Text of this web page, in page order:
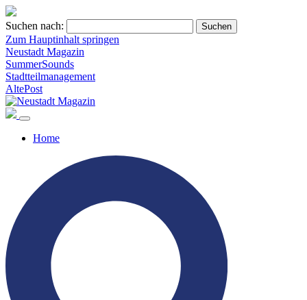
Suchen nach:
Zum Hauptinhalt springen
Neustadt Magazin
SummerSounds
Stadtteilmanagement
AltePost
Home